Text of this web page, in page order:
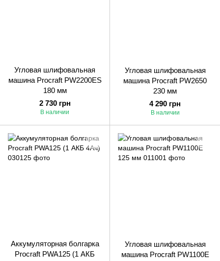
Угловая шлифовальная
машина Procraft PW2200ES
180 мм
2 730 грн
В наличии
Угловая шлифовальная
машина Procraft PW2650
230 мм
4 290 грн
В наличии
Аккумуляторная болгарка
Procraft PWA125 (1 АКБ
Угловая шлифовальная
машина Procraft PW1100E